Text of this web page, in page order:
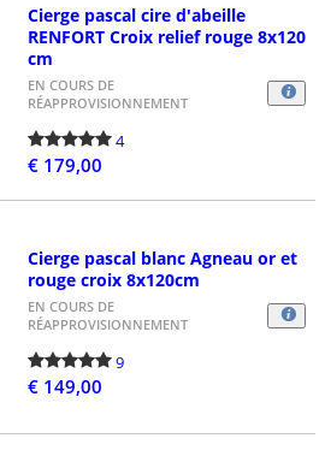
Cierge pascal cire d'abeille
RENFORT Croix relief rouge 8x120
cm
EN COURS DE
RÉAPPROVISIONNEMENT
4
€ 179,00
Cierge pascal blanc Agneau or et
rouge croix 8x120cm
EN COURS DE
RÉAPPROVISIONNEMENT
9
€ 149,00